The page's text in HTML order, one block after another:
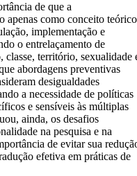
de que a
apenas como conceito
implementação e
o entrelaçamento de
classe, território, sexualidade
abordagens preventivas
desigualdades
a necessidade de políticas
e sensíveis às múltiplas
ainda, os desafios
na pesquisa e na
de evitar sua
efetiva em práticas de